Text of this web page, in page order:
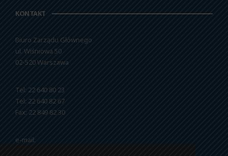
KONTAKT
Biuro Zarządu Głównego
ul. Wiśniowa 50
02-520 Warszawa
Tel: 22 640 80 23
Tel: 22 640 82 67
Fax: 22 849 82 30
e-mail: